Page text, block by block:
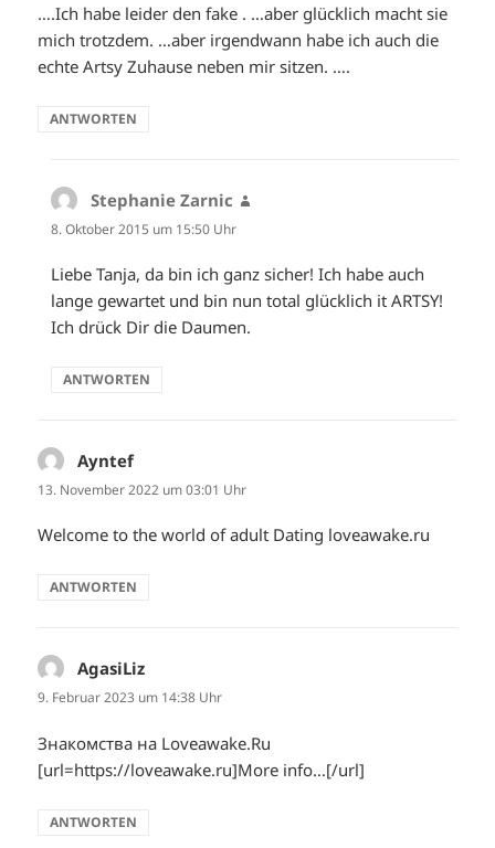
….Ich habe leider den fake . …aber glücklich macht sie
mich trotzdem. …aber irgendwann habe ich auch die
echte Artsy Zuhause neben mir sitzen. ….
ANTWORTEN
Stephanie Zarnic
8. Oktober 2015 um 15:50 Uhr
Liebe Tanja, da bin ich ganz sicher! Ich habe auch
lange gewartet und bin nun total glücklich it ARTSY!
Ich drück Dir die Daumen.
ANTWORTEN
Ayntefsagt:
13. November 2022 um 03:01 Uhr
Welcome to the world of adult Dating loveawake.ru
ANTWORTEN
AgasiLiz
9. Februar 2023 um 14:38 Uhr
Знакомства на Loveawake.Ru
[url=https://loveawake.ru]More info…[/url]
ANTWORTEN